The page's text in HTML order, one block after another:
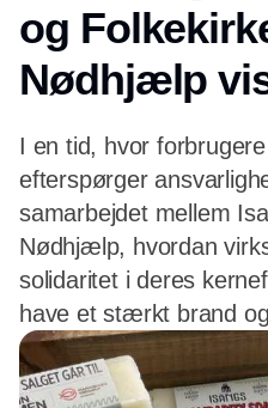
og
Nødhjælp
I en tid, hvor
efterspørger
samarbejdet mellem
Nødhjælp, hvordan
solidaritet i deres
have et stærkt brand